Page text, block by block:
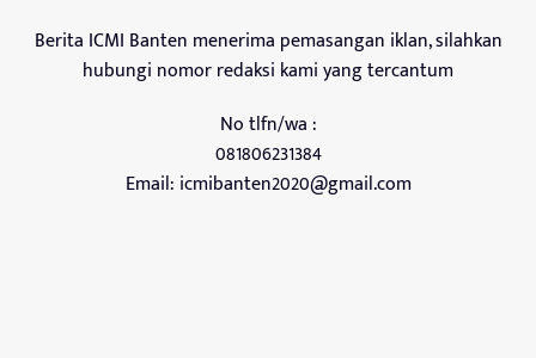
Berita ICMI Banten menerima pemasangan iklan, silahkan
hubungi nomor redaksi kami yang tercantum
No tlfn/wa :
081806231384
Email: icmibanten2020@gmail.com